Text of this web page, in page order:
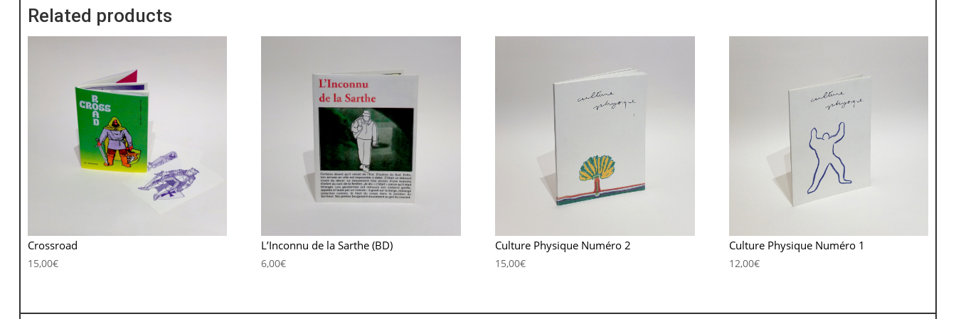
Related products
Crossroad
15,00€
L’Inconnu de la Sarthe (BD)
6,00€
Culture Physique Numéro 2
15,00€
Culture Physique Numéro 1
12,00€